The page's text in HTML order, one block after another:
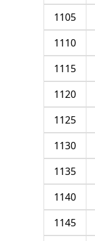
1105
1110
1115
1120
1125
1130
1135
1140
1145